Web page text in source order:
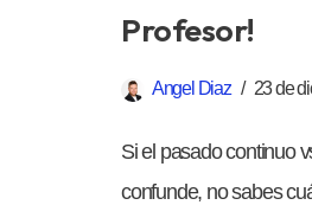
Profesor!
Angel Diaz 23 de
Si el pasado continuo
confunde, no sabes